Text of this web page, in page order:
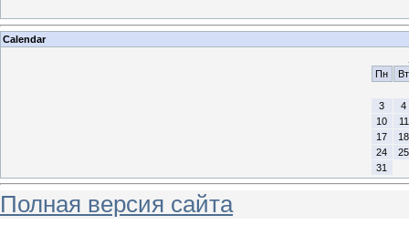
Calendar
Пн
Вт
3
4
10
11
17
18
24
25
31
Полная версия сайта